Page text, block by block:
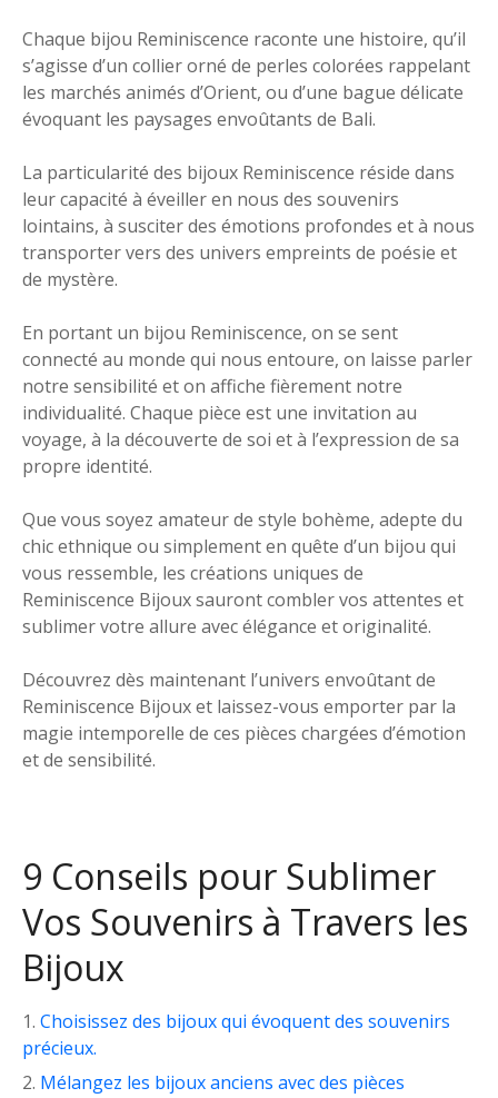
Chaque bijou Reminiscence raconte une histoire, qu’il
s’agisse d’un collier orné de perles colorées rappelant
les marchés animés d’Orient, ou d’une bague délicate
évoquant les paysages envoûtants de Bali.
La particularité des bijoux Reminiscence réside dans
leur capacité à éveiller en nous des souvenirs
lointains, à susciter des émotions profondes et à nous
transporter vers des univers empreints de poésie et
de mystère.
En portant un bijou Reminiscence, on se sent
connecté au monde qui nous entoure, on laisse parler
notre sensibilité et on affiche fièrement notre
individualité. Chaque pièce est une invitation au
voyage, à la découverte de soi et à l’expression de sa
propre identité.
Que vous soyez amateur de style bohème, adepte du
chic ethnique ou simplement en quête d’un bijou qui
vous ressemble, les créations uniques de
Reminiscence Bijoux sauront combler vos attentes et
sublimer votre allure avec élégance et originalité.
Découvrez dès maintenant l’univers envoûtant de
Reminiscence Bijoux et laissez-vous emporter par la
magie intemporelle de ces pièces chargées d’émotion
et de sensibilité.
9 Conseils pour Sublimer
Vos Souvenirs à Travers les
Bijoux
Choisissez des bijoux qui évoquent des souvenirs
précieux.
Mélangez les bijoux anciens avec des pièces